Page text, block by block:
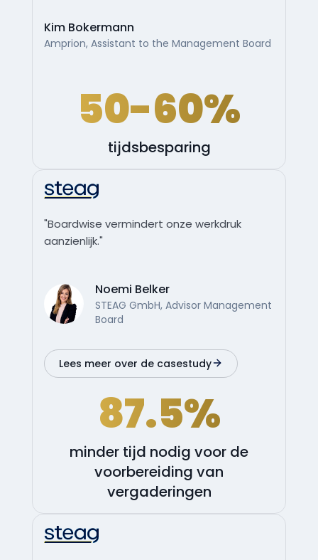
Kim Bokermann
Amprion, Assistant to the Management Board
50-60%
tijdsbesparing
"Boardwise vermindert onze werkdruk
aanzienlijk."
Noemi Belker
STEAG GmbH, Advisor Management
Board
Lees meer over de casestudy
87.5%
minder tijd nodig voor de
voorbereiding van
vergaderingen